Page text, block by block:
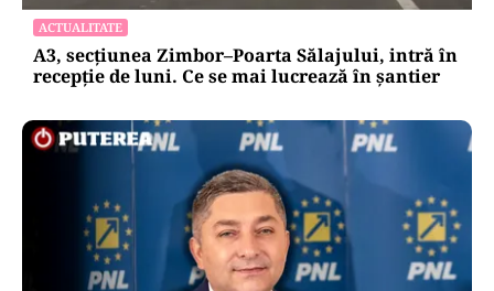
ACTUALITATE
A3, secțiunea Zimbor–Poarta Sălajului, intră în
recepție de luni. Ce se mai lucrează în șantier